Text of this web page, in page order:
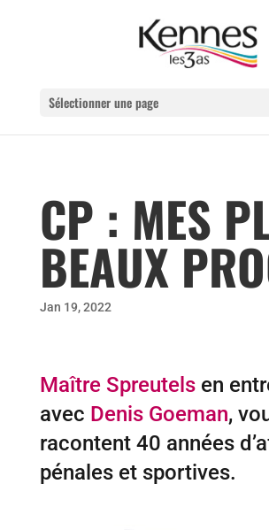
Sélectionner une page
CP : MES
BEAUX
Jan 19, 2022
Maître Spreutelsen
avec Denis Goeman,
racontent 40 années
pénales et sportives.